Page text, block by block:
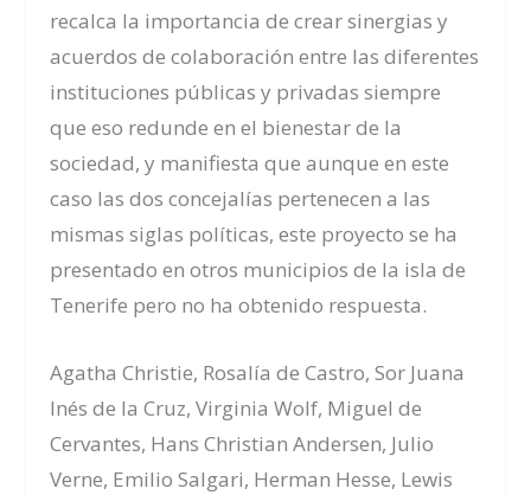
recalca la importancia de crear sinergias y
acuerdos de colaboración entre las diferentes
instituciones públicas y privadas siempre
que eso redunde en el bienestar de la
sociedad, y manifiesta que aunque en este
caso las dos concejalías pertenecen a las
mismas siglas políticas, este proyecto se ha
presentado en otros municipios de la isla de
Tenerife pero no ha obtenido respuesta.
Agatha Christie, Rosalía de Castro, Sor Juana
Inés de la Cruz, Virginia Wolf, Miguel de
Cervantes, Hans Christian Andersen, Julio
Verne, Emilio Salgari, Herman Hesse, Lewis